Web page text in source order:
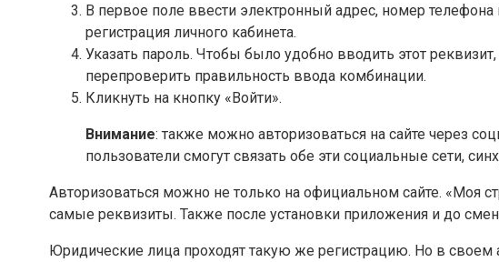
В первое поле ввести электронный адрес, номер
регистрация личного кабинета.
Указать пароль. Чтобы было удобно вводить этот
перепроверить правильность ввода комбинации.
Кликнуть на кнопку «Войти».
Внимание: также можно авторизоваться на сайте через
пользователи смогут связать обе эти социальные сети,
Авторизоваться можно не только на официальном сайте. «Моя
самые реквизиты. Также после установки приложения и до
Юридические лица проходят такую же регистрацию. Но в своем